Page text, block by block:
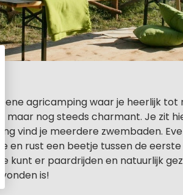
agricamping waar je heerlijk tot
maar nog steeds charmant. Je zit
vind je meerdere zwembaden.
en rust een beetje tussen de
je kunt er paardrijden en natuurlijk
is!